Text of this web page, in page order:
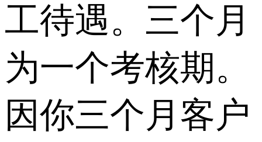
工待遇。三个月
为一个考核期。
因你三个月客户